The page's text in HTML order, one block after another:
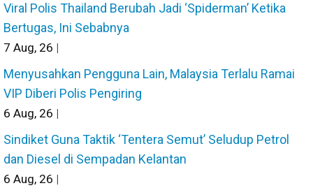
Viral Polis Thailand Berubah Jadi ‘Spiderman’ Ketika
Bertugas, Ini Sebabnya
7 Aug, 26 |
Menyusahkan Pengguna Lain, Malaysia Terlalu Ramai
VIP Diberi Polis Pengiring
6 Aug, 26 |
Sindiket Guna Taktik ‘Tentera Semut’ Seludup Petrol
dan Diesel di Sempadan Kelantan
6 Aug, 26 |